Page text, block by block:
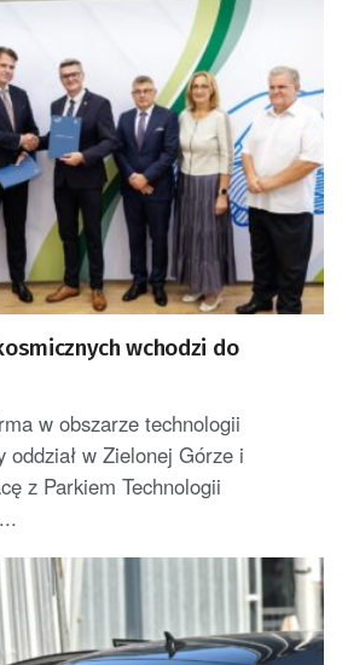
wchodzi do
w obszarze technologii
oddział w Zielonej Górze i
z Parkiem Technologii